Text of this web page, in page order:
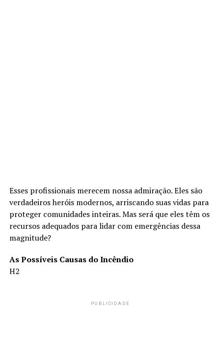
Esses profissionais merecem nossa admiração. Eles são
verdadeiros heróis modernos, arriscando suas vidas para
proteger comunidades inteiras. Mas será que eles têm os
recursos adequados para lidar com emergências dessa
magnitude?
As Possíveis Causas do Incêndio
H2
PUBLICIDADE